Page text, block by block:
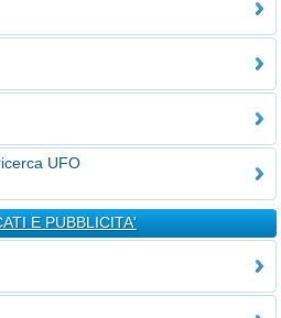
UFO
E PUBBLICITA'